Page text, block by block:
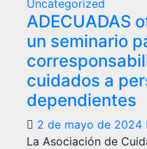
Uncategorized
ADECUADAS
un seminario
cuidados a
dependientes
2 de mayo de 2024
La Asociación de